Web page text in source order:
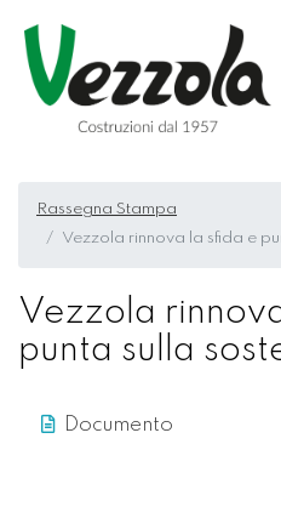
Rassegna Stampa
Vezzola rinnova la sfida e
Vezzola
punta sulla
Documento